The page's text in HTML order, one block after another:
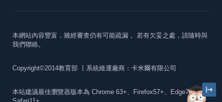
本網站內容豐富，雖經審查仍有可能疏漏， 若有欠妥之處，請隨時與
我們聯絡。
Copyright©2014教育部 丨系統維運廠商：卡米爾有限公司
本站建議最佳瀏覽器版本為 Chrome 63+、Firefox57+、Edge79+及
Safari11+